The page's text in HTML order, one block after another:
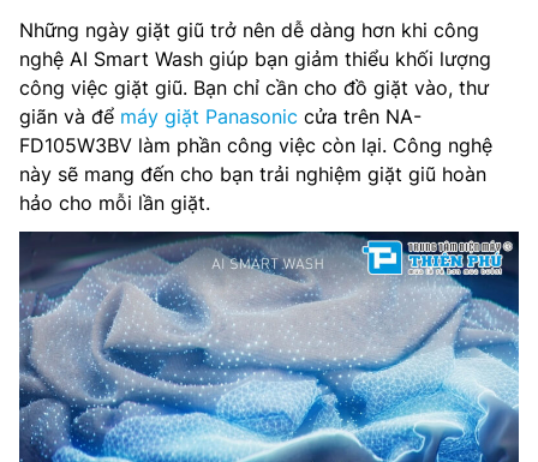
Những ngày giặt giũ trở nên dễ dàng hơn khi công
nghệ AI Smart Wash giúp bạn giảm thiểu khối lượng
công việc giặt giũ. Bạn chỉ cần cho đồ giặt vào, thư
giãn và để máy giặt Panasonic cửa trên NA-
FD105W3BV làm phần công việc còn lại. Công nghệ
này sẽ mang đến cho bạn trải nghiệm giặt giũ hoàn
hảo cho mỗi lần giặt.